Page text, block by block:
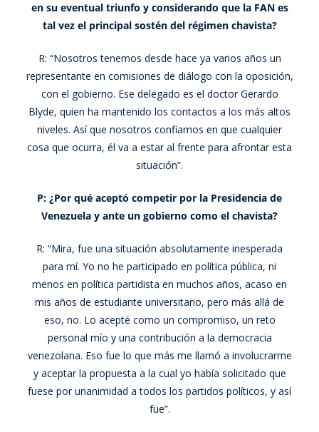
en su eventual triunfo y considerando que la FAN es
tal vez el principal sostén del régimen chavista?
R: “Nosotros tenemos desde hace ya varios años un
representante en comisiones de diálogo con la oposición,
con el gobierno. Ese delegado es el doctor Gerardo
Blyde, quien ha mantenido los contactos a los más altos
niveles. Así que nosotros confiamos en que cualquier
cosa que ocurra, él va a estar al frente para afrontar esta
situación”.
P: ¿Por qué aceptó competir por la Presidencia de
Venezuela y ante un gobierno como el chavista?
R: “Mira, fue una situación absolutamente inesperada
para mí. Yo no he participado en política pública, ni
menos en política partidista en muchos años, acaso en
mis años de estudiante universitario, pero más allá de
eso, no. Lo acepté como un compromiso, un reto
personal mío y una contribución a la democracia
venezolana. Eso fue lo que más me llamó a involucrarme
y aceptar la propuesta a la cual yo había solicitado que
fuese por unanimidad a todos los partidos políticos, y así
fue”.